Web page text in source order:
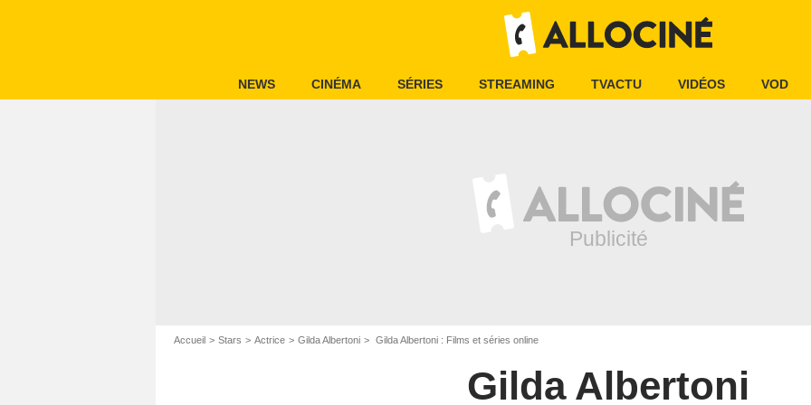
NEWS CINÉMA SÉRIES STREAMING TVACTU VIDÉOS VOD
Accueil Stars Actrice Gilda Albertoni Gilda Albertoni : Films et séries online
Gilda Albertoni